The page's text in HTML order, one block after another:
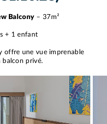
Balcony – 37m²
+ 1 enfant
offre une vue imprenable
balcon privé.